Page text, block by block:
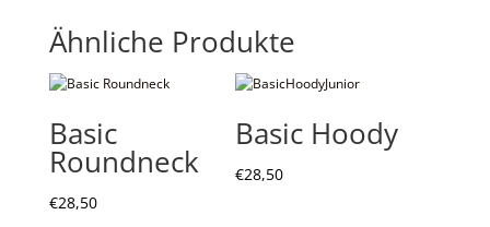
Ähnliche Produkte
Basic
Roundneck
€28,50
Basic Hoody
€28,50